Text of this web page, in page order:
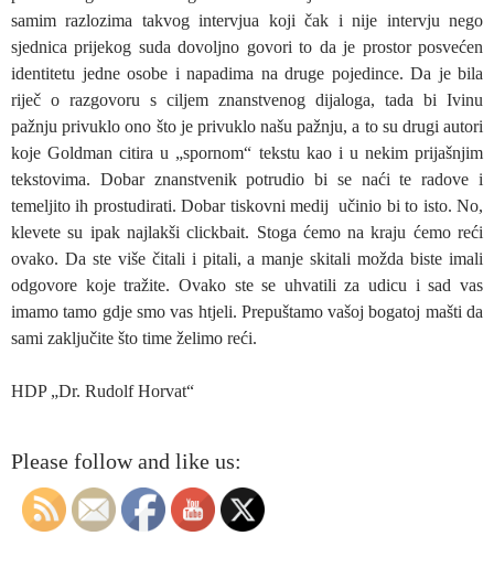
samim razlozima takvog intervjua koji čak i nije intervju nego
sjednica prijekog suda dovoljno govori to da je prostor posvećen
identitetu jedne osobe i napadima na druge pojedince. Da je bila
riječ o razgovoru s ciljem znanstvenog dijaloga, tada bi Ivinu
pažnju privuklo ono što je privuklo našu pažnju, a to su drugi autori
koje Goldman citira u „spornom“ tekstu kao i u nekim prijašnjim
tekstovima. Dobar znanstvenik potrudio bi se naći te radove i
temeljito ih prostudirati. Dobar tiskovni medij učinio bi to isto. No,
klevete su ipak najlakši clickbait. Stoga ćemo na kraju ćemo reći
ovako. Da ste više čitali i pitali, a manje skitali možda biste imali
odgovore koje tražite. Ovako ste se uhvatili za udicu i sad vas
imamo tamo gdje smo vas htjeli. Prepuštamo vašoj bogatoj mašti da
sami zaključite što time želimo reći.
HDP „Dr. Rudolf Horvat“
Please follow and like us: